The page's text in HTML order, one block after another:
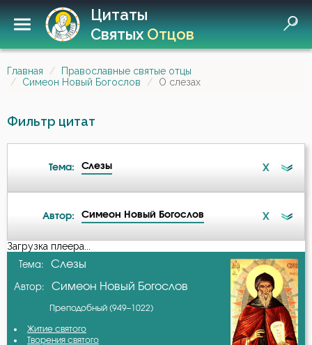
Цитаты
СвятыхОтцов
Главная
Православные святые отцы
Симеон Новый Богослов
О слезах
Фильтр цитат
Тема: Слезы X
Ад
Атеизм
Бдение
Автор: Симеон Новый Богослов X
А-я
Авва Исайя (Скитский)
Загрузка плеера...
Тема: Слезы
Автор: Симеон Новый Богослов
Преподобный (949–1022)
Житие святого
Творения святого